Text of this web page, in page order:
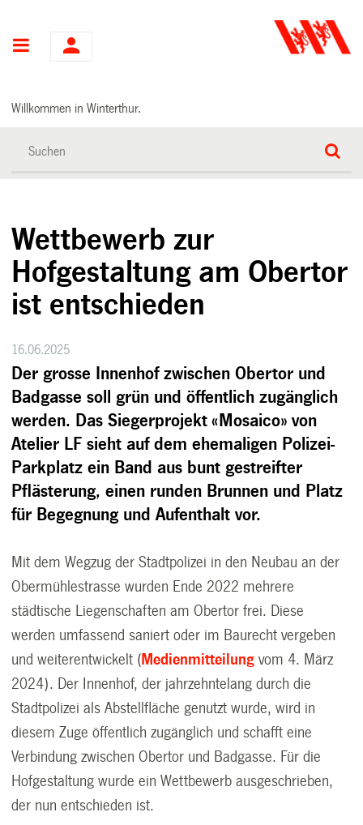
Hauptnavigation
Willkommen in Winterthur.
Wettbewerb zur
Hofgestaltung am Obertor
ist entschieden
16.06.2025
Der grosse Innenhof zwischen Obertor und
Badgasse soll grün und öffentlich zugänglich
werden. Das Siegerprojekt «Mosaico» von
Atelier LF sieht auf dem ehemaligen Polizei-
Parkplatz ein Band aus bunt gestreifter
Pflästerung, einen runden Brunnen und Platz
für Begegnung und Aufenthalt vor.
Mit dem Wegzug der Stadtpolizei in den Neubau an der
Obermühlestrasse wurden Ende 2022 mehrere
städtische Liegenschaften am Obertor frei. Diese
werden umfassend saniert oder im Baurecht vergeben
und weiterentwickelt (Medienmitteilung vom 4. März
2024). Der Innenhof, der jahrzehntelang durch die
Stadtpolizei als Abstellfläche genutzt wurde, wird in
diesem Zuge öffentlich zugänglich und schafft eine
Verbindung zwischen Obertor und Badgasse. Für die
Hofgestaltung wurde ein Wettbewerb ausgeschrieben,
der nun entschieden ist.